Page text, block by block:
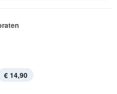
€ 14,90